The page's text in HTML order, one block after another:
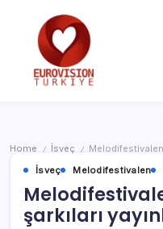
Home / İsveç /
İsveç
Melodifestivalen
şarkıları